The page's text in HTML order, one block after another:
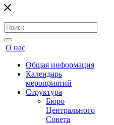
О нас
Общая информация
Календарь
мероприятий
Структура
Бюро
Центрального
Совета